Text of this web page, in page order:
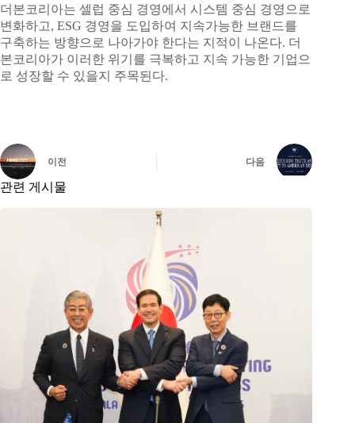
더본코리아는 셀럽 중심 경영에서 시스템 중심 경영으로
변화하고, ESG 경영을 도입하여 지속가능한 브랜드를
구축하는 방향으로 나아가야 한다는 지적이 나온다. 더
본코리아가 이러한 위기를 극복하고 지속 가능한 기업으
로 성장할 수 있을지 주목된다.
이전 다음
관련 게시물